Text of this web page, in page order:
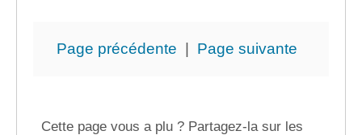
Page précédente | Page suivante
Cette page vous a plu ? Partagez-la sur les